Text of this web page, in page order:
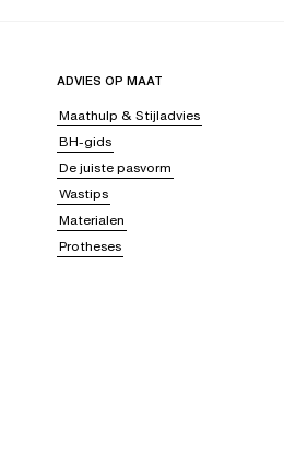
ADVIES OP MAAT
Maathulp & Stijladvies
BH-gids
De juiste pasvorm
Wastips
Materialen
Protheses